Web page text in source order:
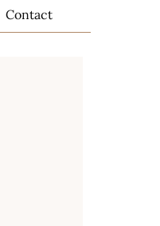
Contact